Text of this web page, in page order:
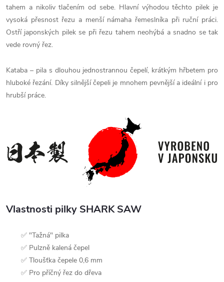
tahem a nikoliv tlačením od sebe. Hlavní výhodou těchto pilek je
vysoká přesnost řezu a menší námaha řemeslníka při ruční práci.
Ostří japonských pilek se při řezu tahem neohýbá a snadno se tak
vede rovný řez.
Kataba – pila s dlouhou jednostrannou čepelí, krátkým hřbetem pro
hluboké řezání. Díky silnější čepeli je mnohem pevnější a ideální i pro
hrubší práce.
Vlastnosti pilky SHARK SAW
✅ "Tažná" pilka
✅ Pulzně kalená čepel
✅ Tloušťka čepele 0,6 mm
✅ Pro příčný řez do dřeva